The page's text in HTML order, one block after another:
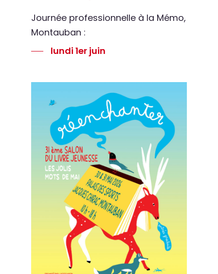
Journée professionnelle à la Mémo,
Montauban :
lundi 1er juin